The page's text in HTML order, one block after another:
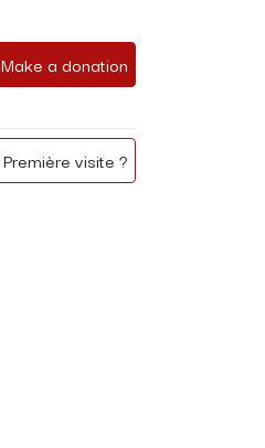
Make a donation
Première visite ?